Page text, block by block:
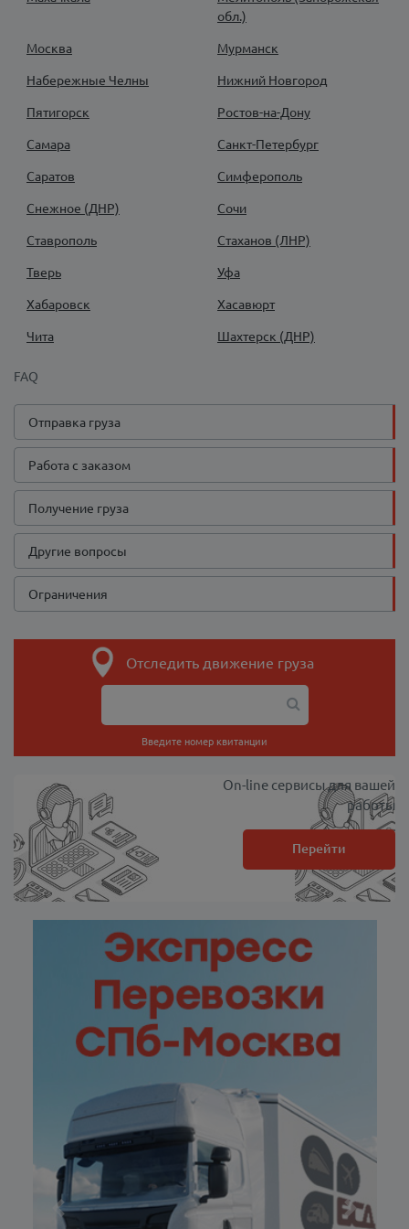
обл.)
Москва
Мурманск
Набережные Челны
Нижний Новгород
Пятигорск
Ростов-на-Дону
Самара
Санкт-Петербург
Саратов
Симферополь
Снежное (ДНР)
Сочи
Ставрополь
Стаханов (ЛНР)
Тверь
Уфа
Хабаровск
Хасавюрт
Чита
Шахтерск (ДНР)
FAQ
Отправка груза
Работа с заказом
Получение груза
Другие вопросы
Ограничения
Отследить движение груза
Введите номер квитанции
On-line сервисы для вашей
работы
Перейти
Previous Next